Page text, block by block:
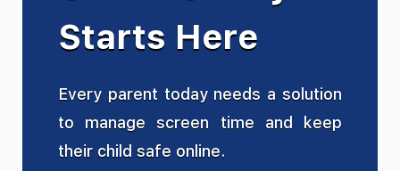
Starts Here
Every parent today needs a solution
to manage screen time and keep
their child safe online.